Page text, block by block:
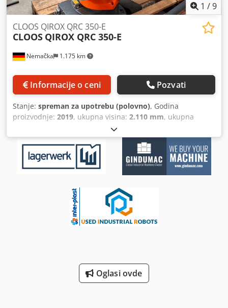
1 /9
Nemačka 1.175 km
CLOOS QIROX QRC 350-E
CLOOS QIROX QRC 350-E
Informacije o ceni Pozvati
Stanje: spreman za upotrebu (polovno), Godina
proizvodnje: 2019, ukupna visina: 2.110 mm, ukupna
, ukupna težina:
dužina proizvoda:1.413 mm, broj osovina:6, Ovaj CLOOS
QIROX QRC 350-E je proizveden 2019. godine. Ima
maksimalnu nosivost od 15 kg i radni opseg do 4500 mm.
Opremljen je sa QC 2 Master upravljačkom jedinicom i
ekranom. Robot omogućava proširenje do 12 osa i
poseduje integrisani softver za zavarivanje i digitalni
interfejs. Preporučujemo da razmotrite kupovinu ovog
CLOOS QIROX QRC 350-E zavaračkog robota. Kontaktirajte
Digitalni ulazi/izlazi: 16 • Serijski interfejs: Da • CAN-bus:
Da • USB interfejsi: 2 • Flash memorija: 8 GB • Moduli za
Oglasi ovde